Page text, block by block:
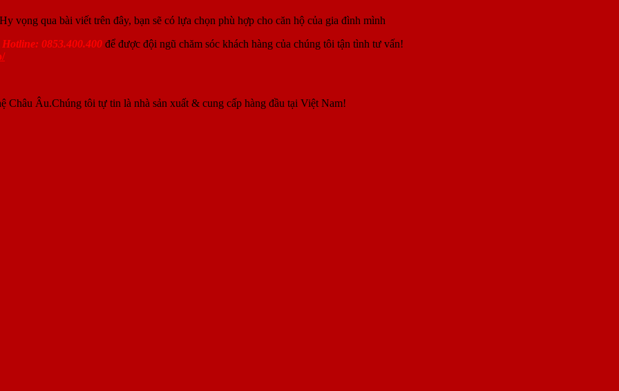
vọng qua bài viết trên đây, bạn sẽ có lựa chọn phù hợp cho căn hộ của gia đình mình
Hotline: 0853.400.400 để được đội ngũ chăm sóc khách hàng của chúng tôi tận tình tư vấn!
Châu Âu.Chúng tôi tự tin là nhà sản xuất & cung cấp hàng đầu tại Việt Nam!